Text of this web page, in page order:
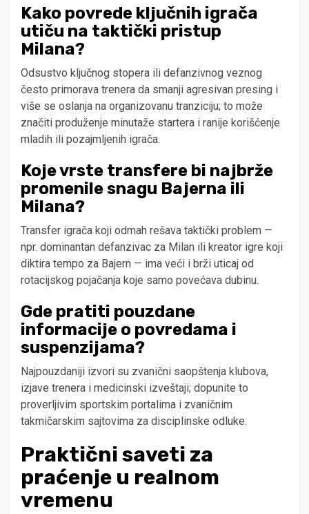
Kako povrede ključnih igrača
utiču na taktički pristup
Milana?
Odsustvo ključnog stopera ili defanzivnog veznog
često primorava trenera da smanji agresivan presing i
više se oslanja na organizovanu tranziciju; to može
značiti produženje minutaže startera i ranije korišćenje
mladih ili pozajmljenih igrača.
Koje vrste transfere bi najbrže
promenile snagu Bajerna ili
Milana?
Transfer igrača koji odmah rešava taktički problem —
npr. dominantan defanzivac za Milan ili kreator igre koji
diktira tempo za Bajern — ima veći i brži uticaj od
rotacijskog pojačanja koje samo povećava dubinu.
Gde pratiti pouzdane
informacije o povredama i
suspenzijama?
Najpouzdaniji izvori su zvanični saopštenja klubova,
izjave trenera i medicinski izveštaji; dopunite to
proverljivim sportskim portalima i zvaničnim
takmičarskim sajtovima za disciplinske odluke.
Praktični saveti za
praćenje u realnom
vremenu